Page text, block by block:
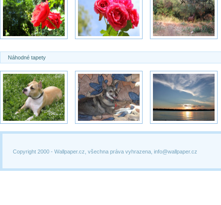
Náhodné tapety
Copyright 2000 - Wallpaper.cz, všechna práva vyhrazena, info@wallpaper.cz